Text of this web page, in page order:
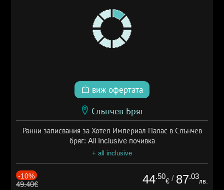
виж офертата
Слънчев Бряг
Ранни записвания за Хотел Империал Палас в Слънчев
бряг: All Inclusive почивка
+ all inclusive
-10%
49.40€ 44.50
€ / 87.03
лв.